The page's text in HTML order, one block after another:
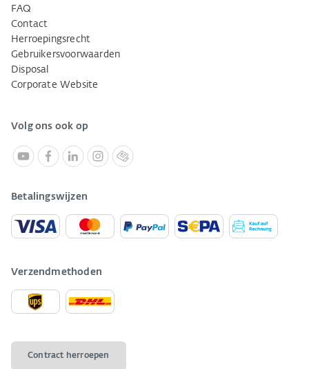
FAQ
Contact
Herroepingsrecht
Gebruikersvoorwaarden
Disposal
Corporate Website
Volg ons ook op
Betalingswijzen
Verzendmethoden
Contract herroepen